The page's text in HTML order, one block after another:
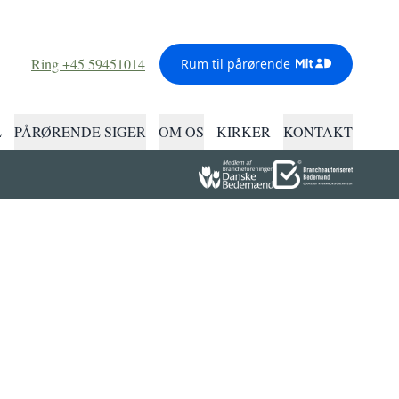
Ring +45 59451014 Rum til pårørende
PÅRØRENDE SIGER OM OS KIRKER KONTAKT